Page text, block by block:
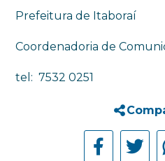
Prefeitura de Itaboraí
Coordenadoria de
tel: 7532 0251